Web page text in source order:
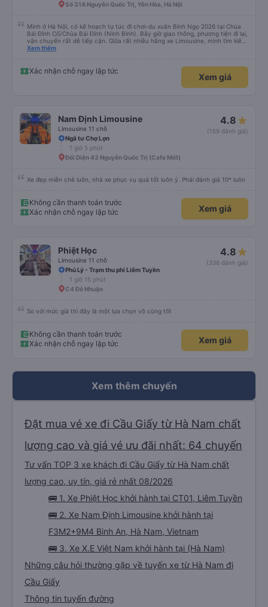
Số 31A Nguyễn Quốc Trị, Yên Hòa, Hà Nội
Mình ở Hà Nội, có kế hoạch tự túc đi chơi-du xuân Bính Ngọ 2026 tại Chùa
Bái Đính Cổ/Chùa Bái Đính (Ninh Bình). Bây giờ giao thông, phương tiện đi lại,
vận chuyển rất dễ tiếp cận. Giữa rất nhiều hãng xe Limousine, mình tìm kiếm
trên Vexere và chốt được lịch phù hợp với hãng xe X.E Việt Nam. Giá vé lượt
phường Hoa Lư đến Chùa Bái Đính, phường Tây Hoa Lư khoảng cách là
~20km, hãng nhiệt tình đưa đón dù chỉ là 1 người, đưa đón 2 chiều bằng xe
trung chuyển với khoảng cách tổng là 40km mà phí thu thêm chỉ có
Xem thêm
Xác nhận chỗ ngay lập tức
Xem giá
Nam Định Limousine
Limousine 11 chỗ
4.8
(159 đánh giá)
Ngã tư Chợ Lợn
1 giờ 5 phút
Đối Diện 43 Nguyễn Quốc Trị (Cafe Mốt)
Xe đẹp miễn chê luôn, nhà xe phục vụ quá tốt luôn ý. Phải đánh giá 10* luôn
Không cần thanh toán trước
Xác nhận chỗ ngay lập tức
Xem giá
Phiệt Học
Limousine 11 chỗ
4.8
(336 đánh giá)
Phủ Lý - Trạm thu phí Liêm Tuyền
1 giờ 15 phút
C4 Đỗ Nhuận
So với mức giá thì đây là một lựa chọn vô cùng tốt
Không cần thanh toán trước
Xác nhận chỗ ngay lập tức
Xem giá
Xem thêm chuyến
Đặt mua vé xe đi Cầu Giấy từ Hà Nam chất
lượng cao và giá vé ưu đãi nhất: 64 chuyến
Tư vấn TOP 3 xe khách đi Cầu Giấy từ Hà Nam chất
lượng cao, uy tín, giá rẻ nhất 08/2026
🚌 1. Xe Phiệt Học khởi hành tại CT01, Liêm Tuyền
🚌 2. Xe Nam Định Limousine khởi hành tại
F3M2+9M4 Binh An, Hà Nam, Vietnam
🚌 3. Xe X.E Việt Nam khởi hành tại (Hà Nam)
Những câu hỏi thường gặp về tuyến xe từ Hà Nam đi
Cầu Giấy
Thông tin tuyến đường